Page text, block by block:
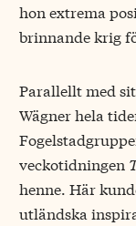
hon extrema
brinnande krig
Parallellt med
Wägner hela
veckotidningen
henne. Här
utländska